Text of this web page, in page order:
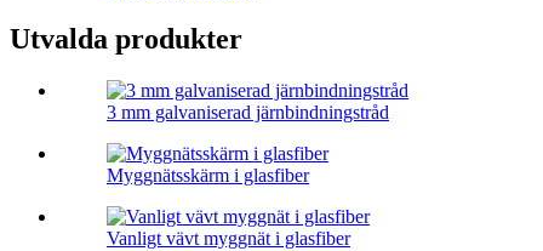
Utvalda produkter
3 mm galvaniserad järnbindningstråd
Myggnätsskärm i glasfiber
Vanligt vävt myggnät i glasfiber